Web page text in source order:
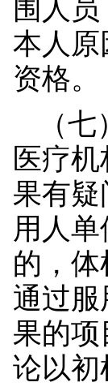
本人
资格。
（
医疗
果有
用人
的，
通过
果的
论以